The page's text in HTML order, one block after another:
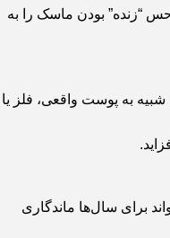
“زنده” بودن ماسک را به
به پوست واقعی، فلز یا
برای سال‌ها ماندگاری